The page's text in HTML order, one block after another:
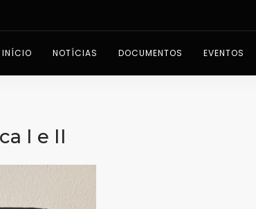
INÍCIO NOTÍCIAS DOCUMENTOS EVENTOS
I e II